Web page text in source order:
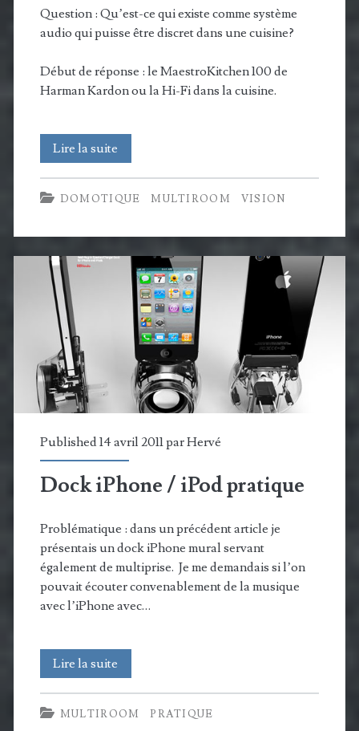
Question : Qu’est-ce qui existe comme système
audio qui puisse être discret dans une cuisine?
Début de réponse : le MaestroKitchen 100 de
Harman Kardon ou la Hi-Fi dans la cuisine.
Lire la suite
100
:
l’intégration
Hi-
pour
cuisine
par
Harman
Kardon
DOMOTIQUE MULTIROOM VISION
Published 14 avril 2011 parHervé
Dock iPhone / iPod pratique
Problématique : dans un précédent article je
présentais un dock iPhone mural servant
également de multiprise. Je me demandais si l’on
pouvait écouter convenablement de la musique
avec l’iPhone avec…
Lire la suite
iPhone
/
MULTIROOM PRATIQUE